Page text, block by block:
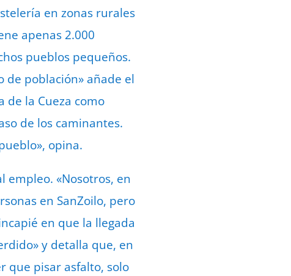
en zonas rurales
apenas 2.000
pueblos pequeños.
población» añade el
de la Cueza como
de los caminantes.
opina.
empleo. «Nosotros, en
en SanZoilo, pero
en que la llegada
y detalla que, en
que pisar asfalto, solo